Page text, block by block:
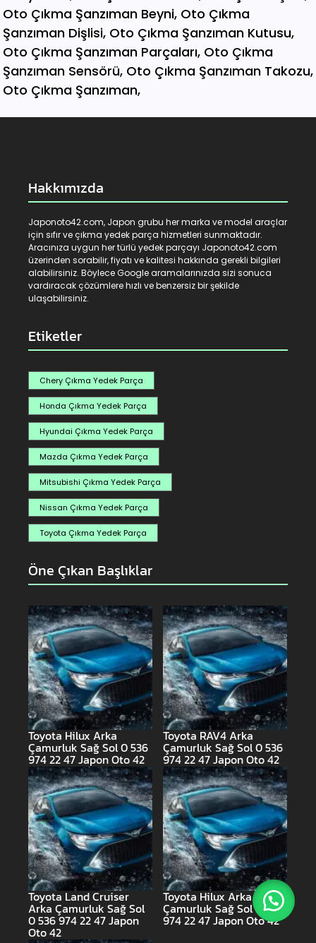
Hakkımızda
Japonoto42.com, Japon grubu her marka ve model araçlar
için sıfır ve çıkma yedek parça hizmetleri sunmaktadır.
Aracınıza uygun her türlü yedek parçayı Japonoto42.com
üzerinden sorabilir, fiyatı ve kalitesi hakkında gerekli bilgileri
alabilirsiniz. Böylece Google aramalarınızda sizi sonuca
vardıracak çözümlere hızlı ve benzersiz bir şekilde
ulaşabilirsiniz.
Etiketler
Chery Çıkma Yedek Parça
Honda Çıkma Yedek Parça
Hyundai Çıkma Yedek Parça
Mazda Çıkma Yedek Parça
Mitsubishi Çıkma Yedek Parça
Nissan Çıkma Yedek Parça
Toyota Çıkma Yedek Parça
Öne Çıkan Başlıklar
Toyota Hilux Arka
Çamurluk Sağ Sol 0 536
974 22 47 Japon Oto 42
Toyota RAV4 Arka
Çamurluk Sağ Sol 0 536
974 22 47 Japon Oto 42
Toyota Land Cruiser
Arka Çamurluk Sağ Sol
0 536 974 22 47 Japon
Oto 42
Toyota Hilux Arka
Çamurluk Sağ Sol 0 536
974 22 47 Japon Oto 42